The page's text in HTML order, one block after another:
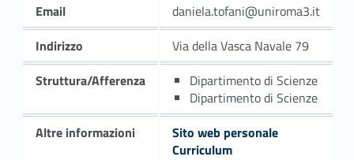
Email
daniela.tofani@uniroma3.it
Indirizzo
Via della Vasca Navale 79
Struttura/Afferenza
Dipartimento di Scienze
Dipartimento di Scienze
Altre informazioni
Sito web personale
Curriculum